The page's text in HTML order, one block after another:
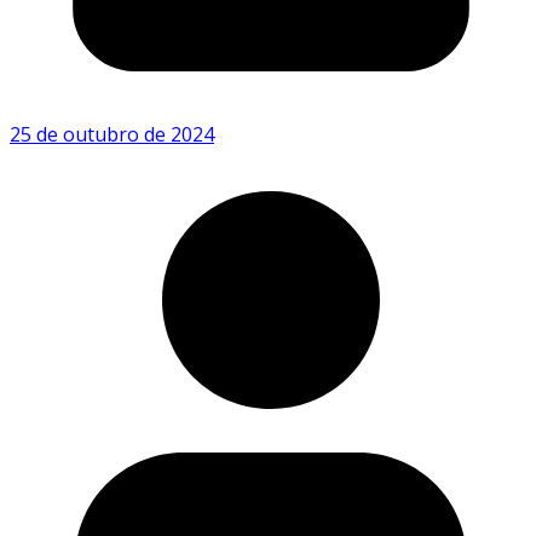
25 de outubro de 2024